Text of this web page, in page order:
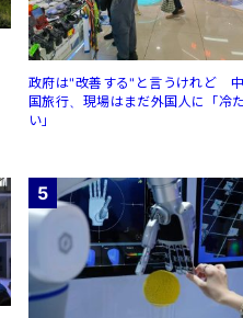
政府は"改善する"と言うけれど
国旅行、現場はまだ外国人に「冷
い」
5